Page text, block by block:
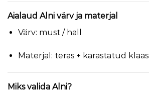
Aialaud Alni värv ja materjal
Värv: must / hall
Materjal: teras + karastatud klaas
Miks valida Alni?